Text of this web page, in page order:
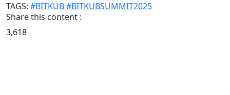
TAGS: #BITKUB#BITKUBSUMMIT2025
Share this content :
3,618